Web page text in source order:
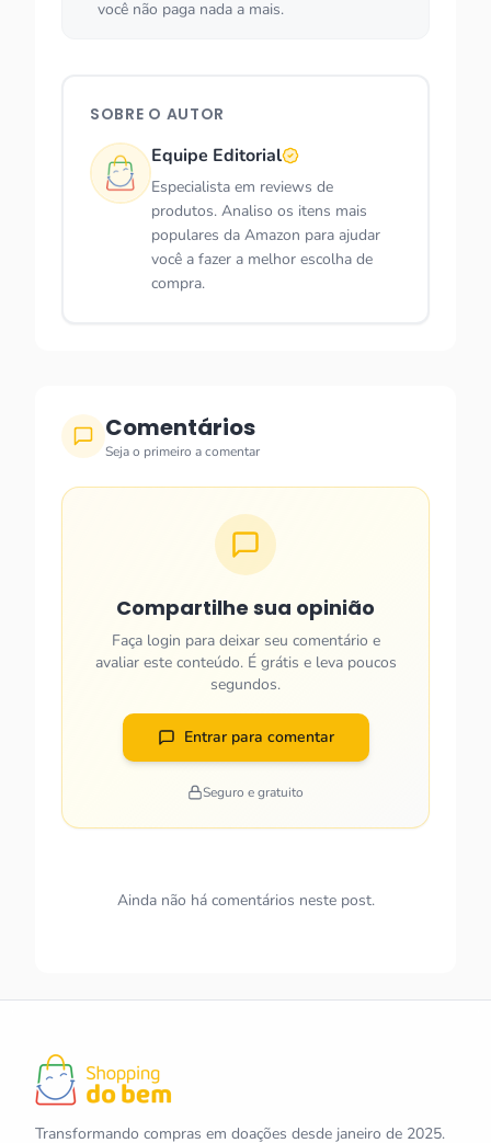
você não paga nada a mais.
SOBRE O AUTOR
Equipe Editorial
Especialista em reviews de
produtos. Analiso os itens mais
populares da Amazon para ajudar
você a fazer a melhor escolha de
compra.
Comentários
Seja o primeiro a comentar
Compartilhe sua opinião
Faça login para deixar seu comentário e
avaliar este conteúdo. É grátis e leva poucos
segundos.
Entrar para comentar
Seguro e gratuito
Ainda não há comentários neste post.
Transformando compras em doações desde janeiro de 2025.